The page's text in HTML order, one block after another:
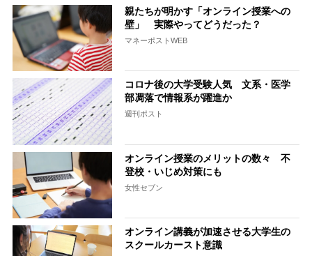
親たちが明かす「オンライン授業への
壁」 実際やってどうだった？
マネーポストWEB
コロナ後の大学受験人気 文系・医学
部凋落で情報系が躍進か
週刊ポスト
オンライン授業のメリットの数々 不
登校・いじめ対策にも
女性セブン
オンライン講義が加速させる大学生の
スクールカースト意識